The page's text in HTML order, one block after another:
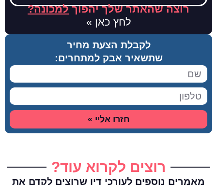
רוצה שהאתר שלך יהפוךלמכונה?
לחץ כאן »
לקבלת הצעת מחיר
שתשאיר אבק למתחרים:
חזרו אליי »
רוצים לקרוא עוד?
מאמרים נוספים לעורכי דין שרוצים לקדם את